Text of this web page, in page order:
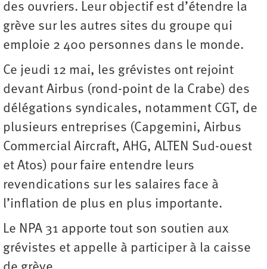
des ouvriers. Leur objectif est d’étendre la
grève sur les autres sites du groupe qui
emploie 2 400 personnes dans le monde.
Ce jeudi 12 mai, les grévistes ont rejoint
devant Airbus (rond-point de la Crabe) des
délégations syndicales, notamment CGT, de
plusieurs entreprises (Capgemini, Airbus
Commercial Aircraft, AHG, ALTEN Sud-ouest
et Atos) pour faire entendre leurs
revendications sur les salaires face à
l’inflation de plus en plus importante.
Le NPA 31 apporte tout son soutien aux
grévistes et appelle à participer à la caisse